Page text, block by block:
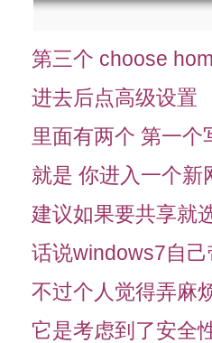
第三个 choose
进去后点高级设置
里面有两个 第一
就是 你进入一个新
建议如果要共享就
话说windows7自
不过个人觉得弄麻
它是考虑到了安全